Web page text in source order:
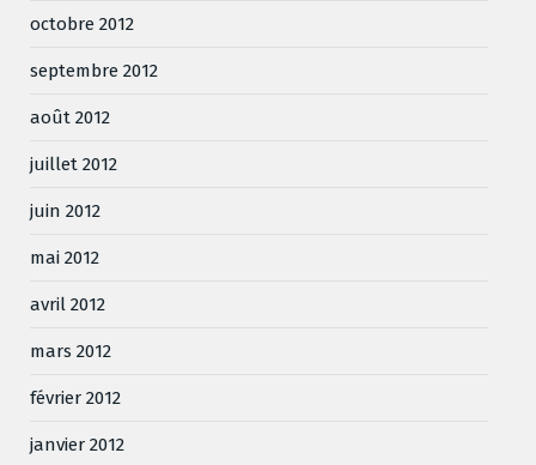
octobre 2012
septembre 2012
août 2012
juillet 2012
juin 2012
mai 2012
avril 2012
mars 2012
février 2012
janvier 2012